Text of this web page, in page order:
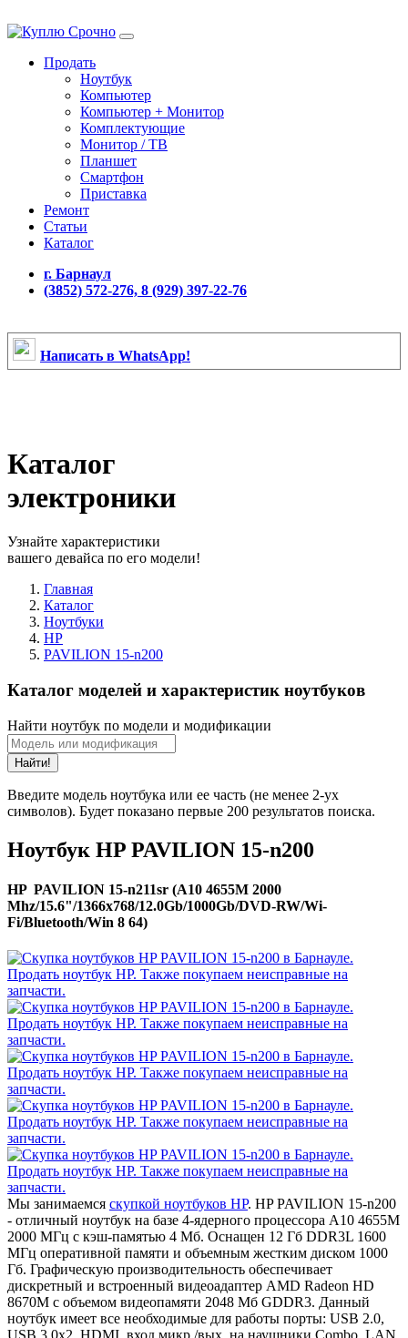
Продать
Ноутбук
Компьютер
Компьютер + Монитор
Комплектующие
Монитор / ТВ
Планшет
Смартфон
Приставка
Ремонт
Статьи
Каталог
г. Барнаул
(3852) 572-276, 8 (929) 397-22-76
Написать в WhatsApp!
Каталог
электроники
Узнайте характеристики
вашего девайса по его модели!
Главная
Каталог
Ноутбуки
HP
PAVILION 15-n200
Каталог моделей и характеристик ноутбуков
Найти ноутбук по модели и модификации
Найти!
Введите модель ноутбука или ее часть (не менее 2-ух
символов). Будет показано первые 200 результатов поиска.
Ноутбук HP PAVILION 15-n200
HP PAVILION 15-n211sr (A10 4655M 2000
Mhz/15.6"/1366x768/12.0Gb/1000Gb/DVD-RW/Wi-
Fi/Bluetooth/Win 8 64)
Мы занимаемся скупкой ноутбуков HP. HP PAVILION 15-n200
- отличный ноутбук на базе 4-ядерного процессора A10 4655M
2000 МГц с кэш-памятью 4 Мб. Оснащен 12 Гб DDR3L 1600
МГц оперативной памяти и объемным жестким диском 1000
Гб. Графическую производительность обеспечивает
дискретный и встроенный видеоадаптер AMD Radeon HD
8670M с объемом видеопамяти 2048 Мб GDDR3. Данный
ноутбук имеет все необходимые для работы порты: USB 2.0,